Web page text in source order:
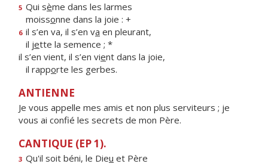
5 Qui sème dans les larmes
moissonne dans la joie : +
6 il s’en va, il s’en va en pleurant,
il jette la semence ; *
il s’en vient, il s’en vient dans la joie,
il rapporte les gerbes.
ANTIENNE
Je vous appelle mes amis et non plus serviteurs ; je
vous ai confié les secrets de mon Père.
CANTIQUE (EP 1).
3 Qu'il soit béni, le Dieu et Père